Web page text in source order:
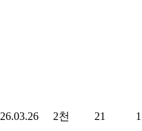
26.03.26 2천 21 1